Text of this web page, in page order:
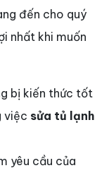
đến cho quý
nhất khi muốn
bị kiến thức tốt
việc sửa tủ lạnh
yêu cầu của